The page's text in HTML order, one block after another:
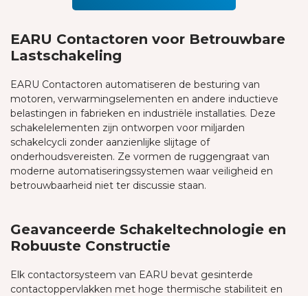
EARU Contactoren voor Betrouwbare
Lastschakeling
EARU Contactoren automatiseren de besturing van
motoren, verwarmingselementen en andere inductieve
belastingen in fabrieken en industriële installaties. Deze
schakelelementen zijn ontworpen voor miljarden
schakelcycli zonder aanzienlijke slijtage of
onderhoudsvereisten. Ze vormen de ruggengraat van
moderne automatiseringssystemen waar veiligheid en
betrouwbaarheid niet ter discussie staan.
Geavanceerde Schakeltechnologie en
Robuuste Constructie
Elk contactorsysteem van EARU bevat gesinterde
contactoppervlakken met hoge thermische stabiliteit en